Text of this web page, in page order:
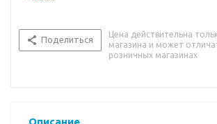
Поделиться
Цена действительна
магазина и может
розничных магазинах
Описание